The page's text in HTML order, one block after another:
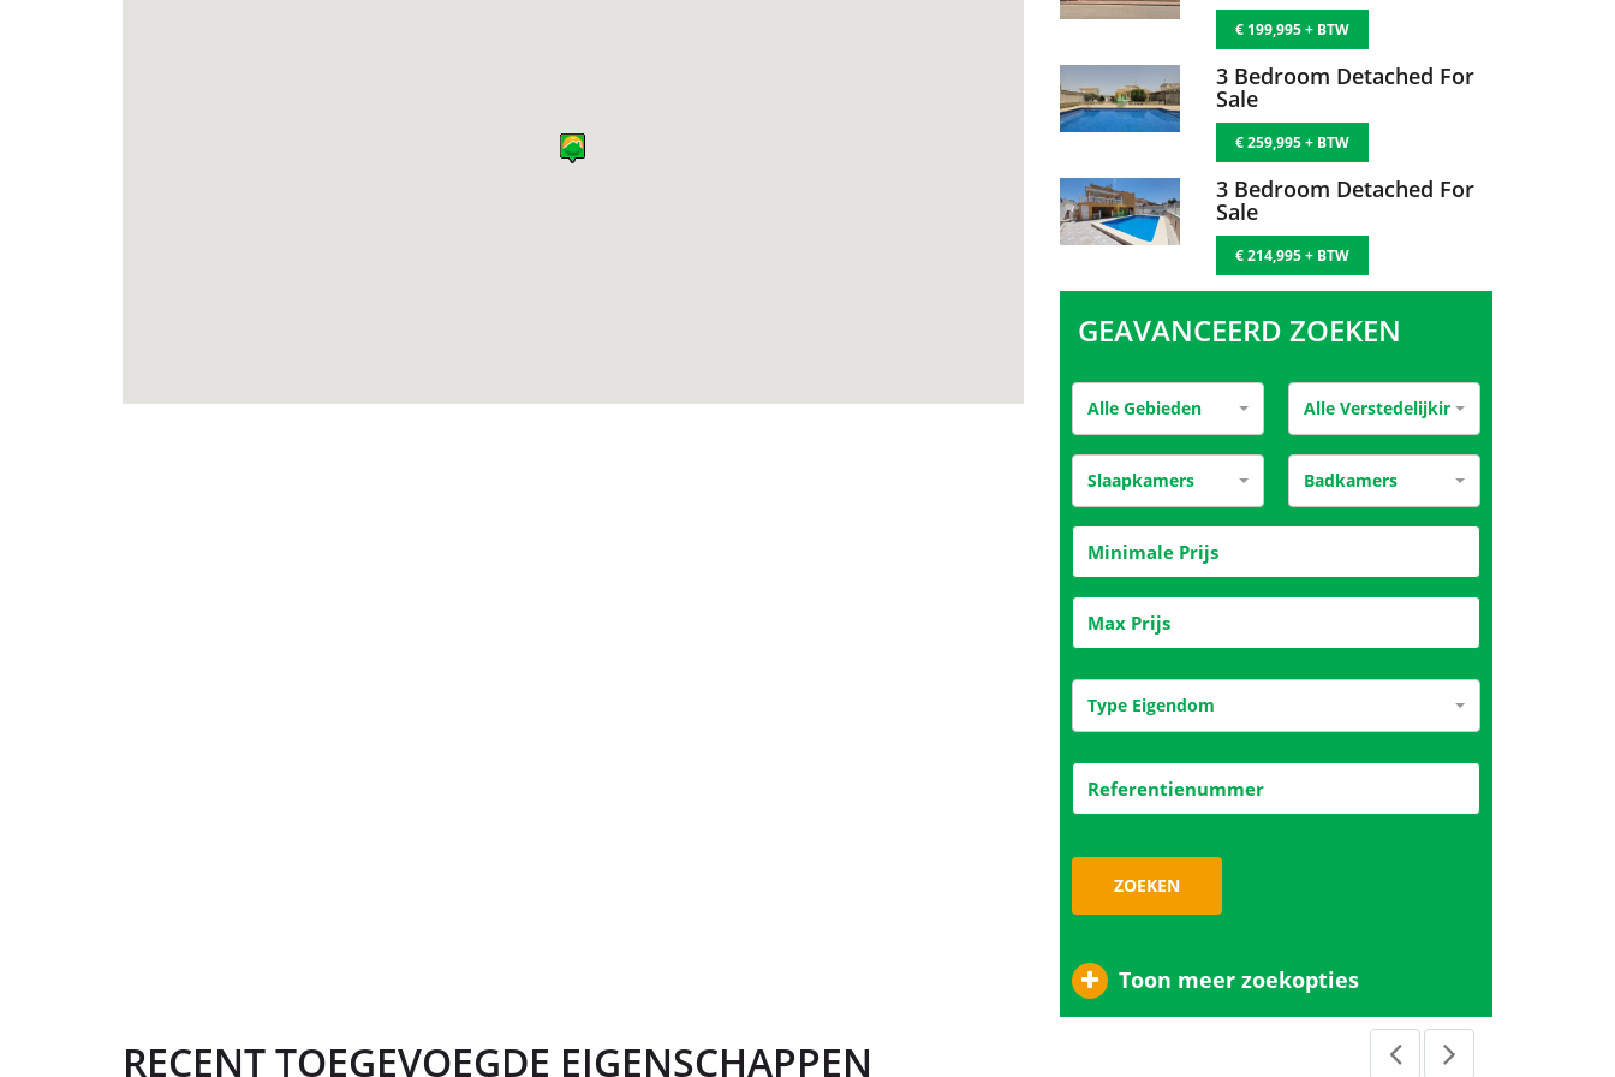
€ 199,995 + BTW
3 Bedroom Detached For
Sale
€ 259,995 + BTW
3 Bedroom Detached For
Sale
€ 214,995 + BTW
GEAVANCEERD ZOEKEN
Alle Gebieden Alle Verstedelijking
Slaapkamers Badkamers
Type Eigendom
ZOEKEN
Toon meer zoekopties
RECENT TOEGEVOEGDE EIGENSCHAPPEN